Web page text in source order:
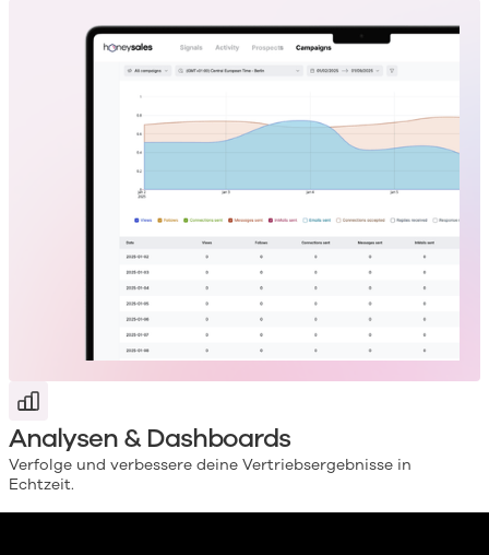
Analysen & Dashboards
Verfolge und verbessere deine Vertriebsergebnisse in
Echtzeit.